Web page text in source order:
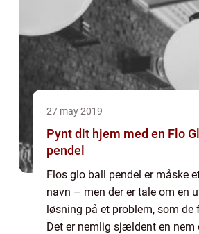
27 may 2019
Pynt dit hjem med en Flo
pendel
Flos glo ball pendel er måske
navn – men der er tale om en
løsning på et problem, som de
Det er nemlig sjældent en nem